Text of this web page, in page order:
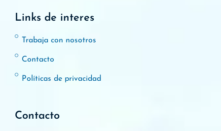
Links de interes
Trabaja con nosotros
Contacto
Políticas de privacidad
Contacto